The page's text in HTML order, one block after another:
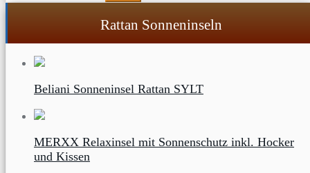
Rattan Sonneninseln
Beliani Sonneninsel Rattan SYLT
MERXX Relaxinsel mit Sonnenschutz inkl. Hocker
und Kissen